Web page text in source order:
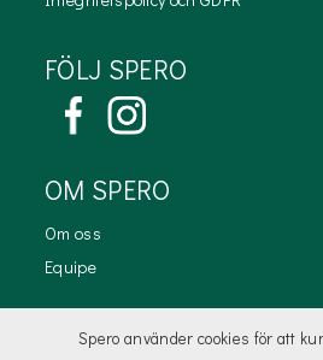
FÖLJ SPERO
OM SPERO
Om oss
Equipe
KONTAKTA OSS
Spero använder cookies för att